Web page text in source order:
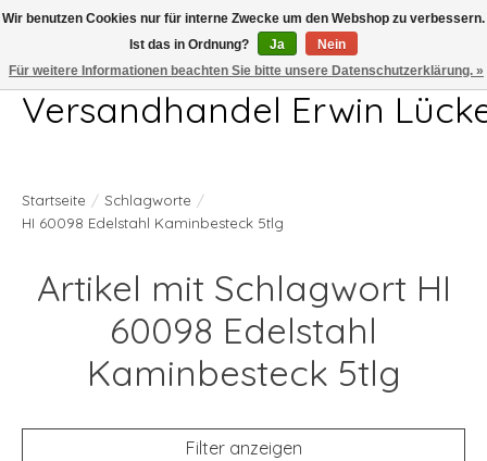
Telefon 04407 715872 MO-DO 7.00-17.00Uhr FR 7.00-13.00Uhr
Versandhandel Erwin
Startseite / Schlagworte /
HI 60098 Edelstahl Kaminbesteck 5tlg
Artikel mit Schlagwort HI
60098 Edelstahl
Kaminbesteck 5tlg
Filter anzeigen
Wir benutzen Cookies nur für interne Zwecke um den Webshop zu verbessern.
Ist das in Ordnung?
Ja
Nein
Für weitere Informationen beachten Sie bitte unsere Datenschutzerklärung. »